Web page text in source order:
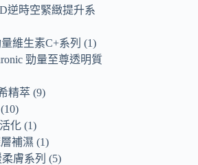
逆時空緊緻提升系
維生素C+系列
1
勁量至尊透明質
精萃 9
10
化 1
補濕
1
膚系列
5